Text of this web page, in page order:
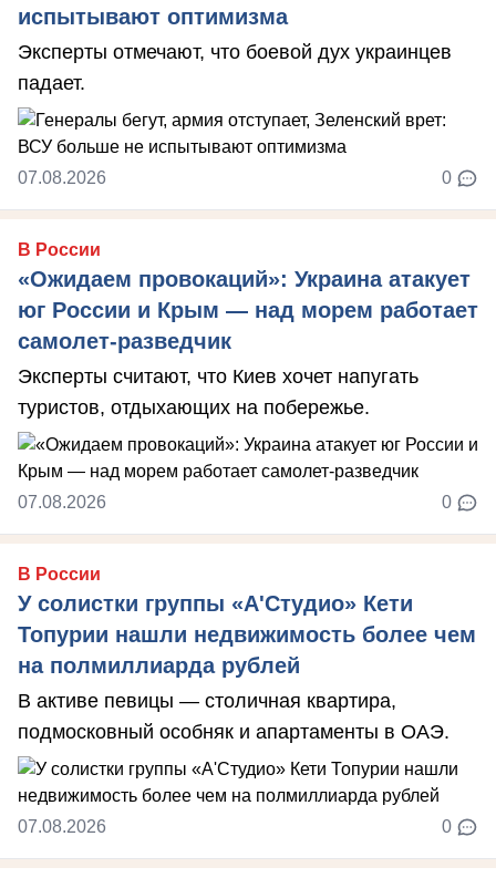
испытывают оптимизма
Эксперты отмечают, что боевой дух украинцев
падает.
07.08.2026 0
В России
«Ожидаем провокаций»: Украина атакует
юг России и Крым — над морем работает
самолет-разведчик
Эксперты считают, что Киев хочет напугать
туристов, отдыхающих на побережье.
07.08.2026 0
В России
У солистки группы «А'Студио» Кети
Топурии нашли недвижимость более чем
на полмиллиарда рублей
В активе певицы — столичная квартира,
подмосковный особняк и апартаменты в ОАЭ.
07.08.2026 0